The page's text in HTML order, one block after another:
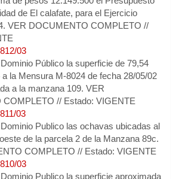
de El calafate, para el Ejercicio
VER DOCUMENTO COMPLETO //
03
Público la superficie de 79,54
la Mensura M-8024 de fecha 28/05/02
a la manzana 109. VER
COMPLETO // Estado: VIGENTE
03
Publico las ochavas ubicadas al
de la parcela 2 de la Manzana 89c.
COMPLETO // Estado: VIGENTE
03
Publico la superficie aproximada